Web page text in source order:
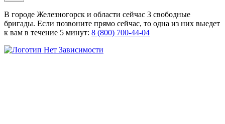
В городе Железногорск и области сейчас 3 свободные
бригады. Если позвоните прямо сейчас, то одна из них выедет
к вам в течение 5 минут: 8 (800) 700-44-04